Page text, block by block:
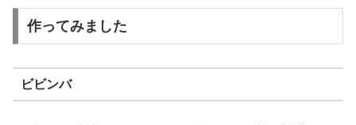
作ってみました
ビビンバ